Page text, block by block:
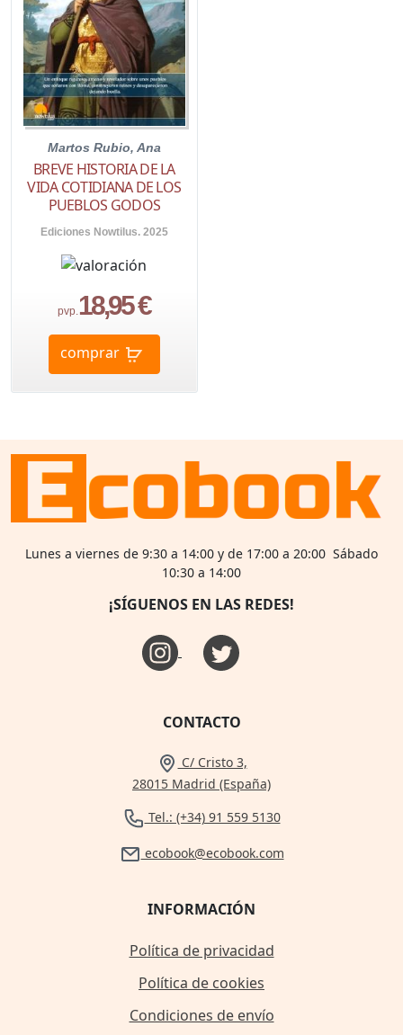
Martos Rubio, Ana
BREVE HISTORIA DE LA
VIDA COTIDIANA DE LOS
PUEBLOS GODOS
Ediciones Nowtilus. 2025
pvp. 18,95 €
comprar
Lunes a viernes de 9:30 a 14:00 y de 17:00 a 20:00 Sábado
10:30 a 14:00
¡SÍGUENOS EN LAS REDES!
CONTACTO
C/ Cristo 3,
28015 Madrid (España)
Tel.: (+34) 91 559 5130
ecobook@ecobook.com
INFORMACIÓN
Política de privacidad
Política de cookies
Condiciones de envío